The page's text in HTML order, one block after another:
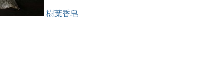
樹葉香皂